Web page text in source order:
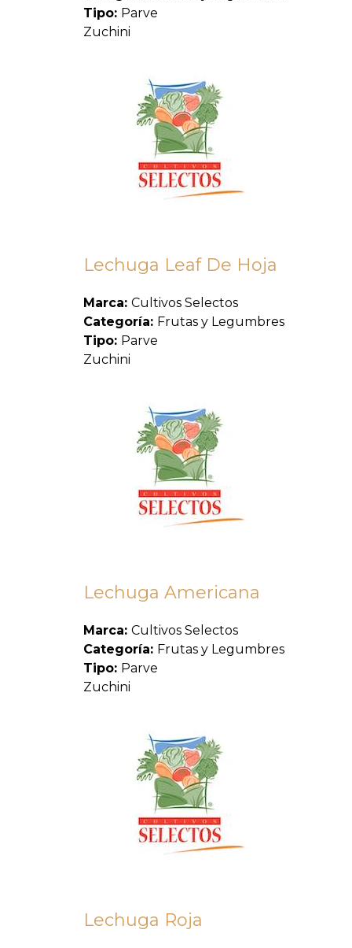
Tipo: Parve
Zuchini
Lechuga Leaf De Hoja
Marca: Cultivos Selectos
Categoría: Frutas y Legumbres
Tipo: Parve
Zuchini
Lechuga Americana
Marca: Cultivos Selectos
Categoría: Frutas y Legumbres
Tipo: Parve
Zuchini
Lechuga Roja